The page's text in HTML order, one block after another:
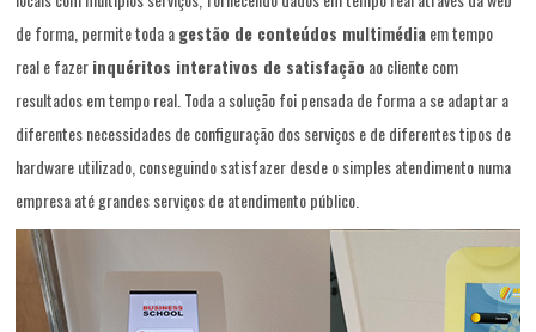
de forma, permite toda agestão de conteúdos multimédiaem tempo
real e fazerinquéritos interativos de satisfação ao cliente com
resultados em tempo real. Toda a solução foi pensada de forma a se adaptar a
diferentes necessidades de configuração dos serviços e de diferentes tipos de
hardware utilizado, conseguindo satisfazer desde o simples atendimento numa
empresa até grandes serviços de atendimento público.